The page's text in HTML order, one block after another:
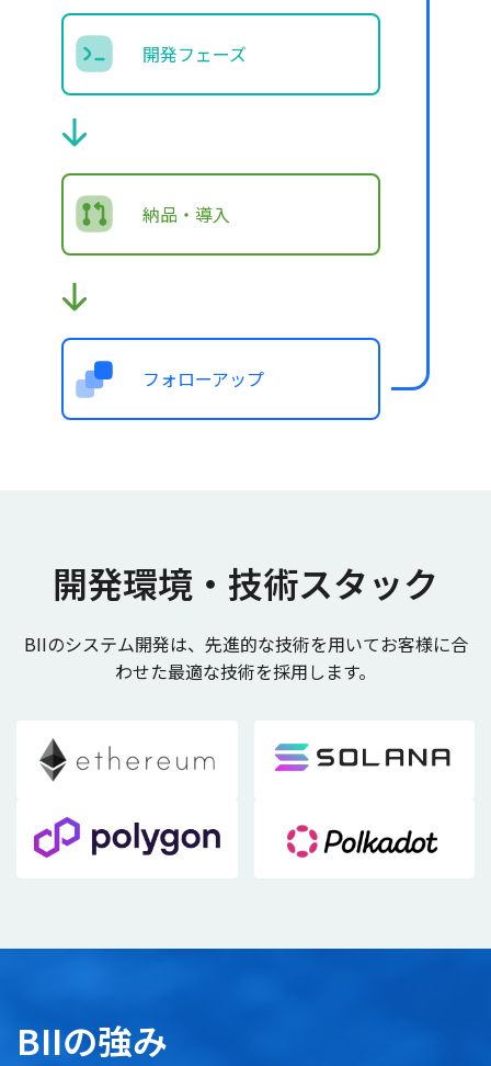
開発フェーズ
納品・導入
フォローアップ
開発環境・技術スタック
BIIのシステム開発は、先進的な技術を用いてお客様に合
わせた最適な技術を採用します。
BIIの強み